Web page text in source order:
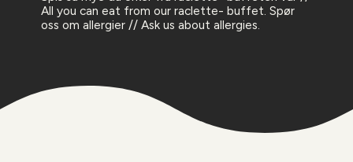
All you can eat from our raclette- buffet. Spør
oss om allergier // Ask us about allergies.